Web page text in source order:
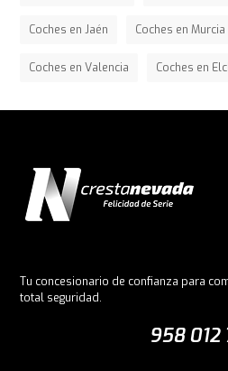
Coches en Jaén Coches en Murcia
Coches en Valencia Coches en
Tu concesionario de confianza para
total seguridad.
958 012